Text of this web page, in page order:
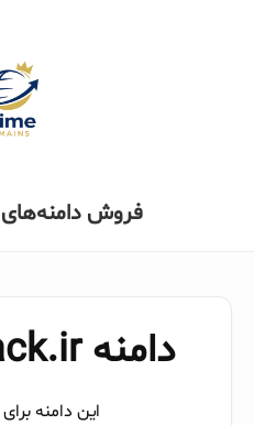
فروش
دامنه growthhack.ir
این دامنه